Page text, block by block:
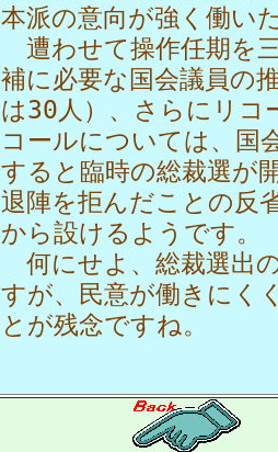
本派の意向が強く働い
遭わせて操作任期を
補に必要な国会議員の
は30人）、さらにリコ
コールについては、国
すると臨時の総裁選が
退陣を拒んだことの反
から設けるようです。
何にせよ、総裁選出
すが、民意が働きにく
とが残念ですね。